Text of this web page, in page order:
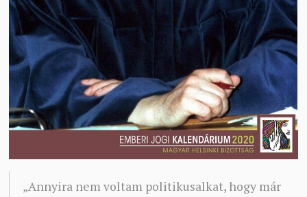
„Annyira nem voltam politikusalkat, hogy már